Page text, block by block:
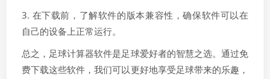
3. 在下载前，了解软件的版本兼容性，确保软件可以在
自己的设备上正常运行。
总之，足球计算器软件是足球爱好者的智慧之选。通过免
费下载这些软件，我们可以更好地享受足球带来的乐趣，